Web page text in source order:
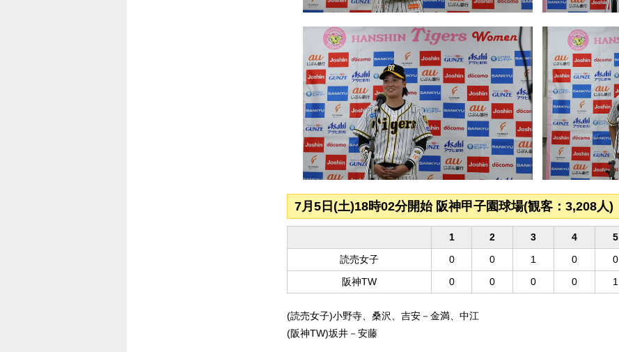
7月5日(土)18時02分開始 阪神甲子園球場(観客：3,208人)
1 2 3 4 5
読売女子
0 0 1 0 0
阪神TW
0 0 0 0 1
(読売女子)小野寺、桑沢、吉安－金満、中江
(阪神TW)坂井－安藤